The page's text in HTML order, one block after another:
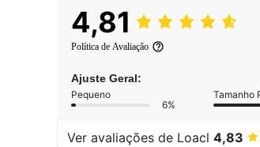
4,81
Política de Avaliação
Ajuste Geral:
Pequeno
6%
Tamanho
Ver avaliações de Loacl 4,83